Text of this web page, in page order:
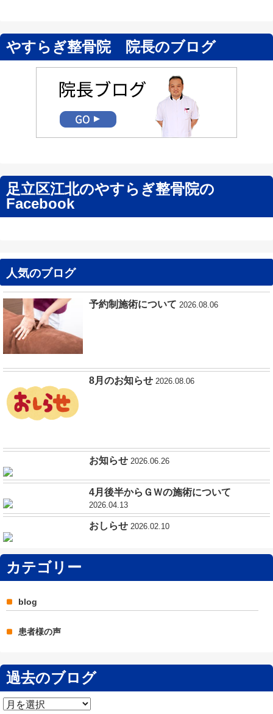
やすらぎ整骨院 院長のブログ
足立区江北のやすらぎ整骨院の
Facebook
人気のブログ
予約制施術について 2026.08.06
8月のお知らせ 2026.08.06
お知らせ 2026.06.26
4月後半からＧＷの施術について
2026.04.13
おしらせ 2026.02.10
カテゴリー
blog
患者様の声
過去のブログ
過